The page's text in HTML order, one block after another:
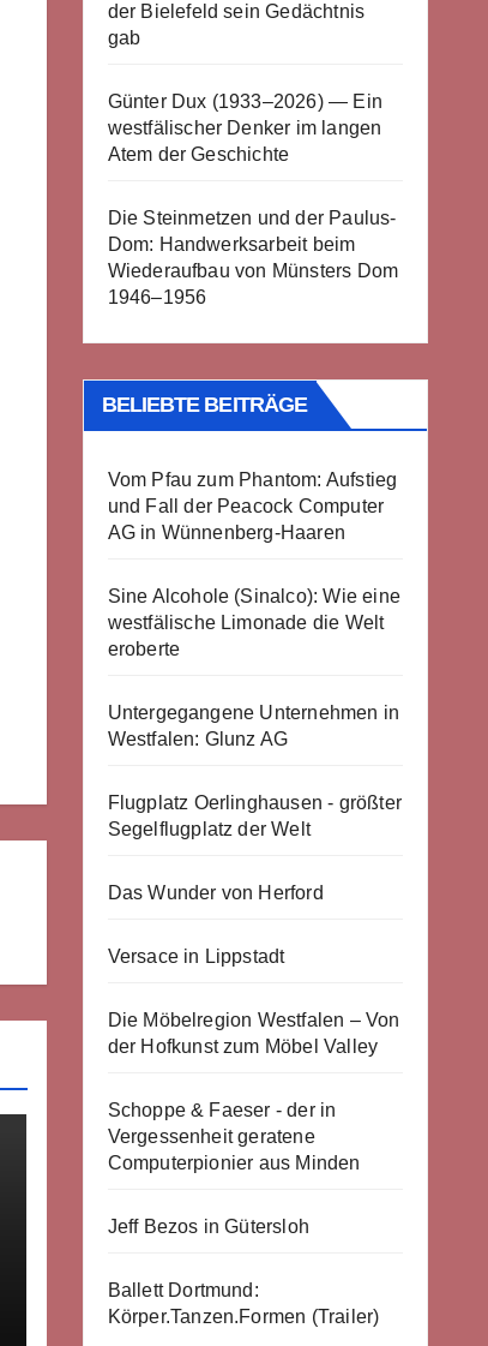
der Bielefeld sein Gedächtnis
gab
Günter Dux (1933–2026) — Ein
westfälischer Denker im langen
Atem der Geschichte
Die Steinmetzen und der Paulus-
Dom: Handwerksarbeit beim
Wiederaufbau von Münsters Dom
1946–1956
BELIEBTE BEITRÄGE
Vom Pfau zum Phantom: Aufstieg
und Fall der Peacock Computer
AG in Wünnenberg-Haaren
Sine Alcohole (Sinalco): Wie eine
westfälische Limonade die Welt
eroberte
Untergegangene Unternehmen in
Westfalen: Glunz AG
Flugplatz Oerlinghausen - größter
Segelflugplatz der Welt
Das Wunder von Herford
Versace in Lippstadt
Die Möbelregion Westfalen – Von
der Hofkunst zum Möbel Valley
Schoppe & Faeser - der in
Vergessenheit geratene
Computerpionier aus Minden
Jeff Bezos in Gütersloh
Ballett Dortmund:
Körper.Tanzen.Formen (Trailer)